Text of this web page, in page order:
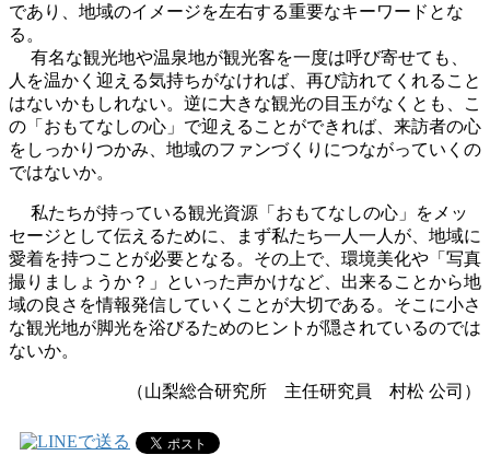
であり、地域のイメージを左右する重要なキーワードとな
る。
有名な観光地や温泉地が観光客を一度は呼び寄せても、
人を温かく迎える気持ちがなければ、再び訪れてくれること
はないかもしれない。逆に大きな観光の目玉がなくとも、こ
の「おもてなしの心」で迎えることができれば、来訪者の心
をしっかりつかみ、地域のファンづくりにつながっていくの
ではないか。
私たちが持っている観光資源「おもてなしの心」をメッ
セージとして伝えるために、まず私たち一人一人が、地域に
愛着を持つことが必要となる。その上で、環境美化や「写真
撮りましょうか？」といった声かけなど、出来ることから地
域の良さを情報発信していくことが大切である。そこに小さ
な観光地が脚光を浴びるためのヒントが隠されているのでは
ないか。
（山梨総合研究所 主任研究員 村松 公司）